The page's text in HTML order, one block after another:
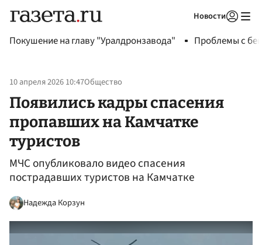
Новости
Покушение на главу "Уралдронзавода" Проблемы с
10 апреля 2026 10:47Общество
Появились кадры спасения
пропавших на Камчатке
туристов
МЧС опубликовало видео спасения
пострадавших туристов на Камчатке
Надежда Корзун